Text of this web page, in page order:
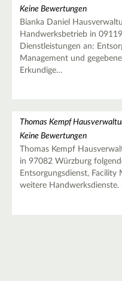
Keine Bewertungen
Bianka Daniel
Handwerksbetrieb in
Dienstleistungen an:
Management und
Erkundige…
Thomas Kempf
Keine Bewertungen
Thomas Kempf
in 97082 Würzburg
Entsorgungsdienst, Facility
weitere Handwerksdienste.